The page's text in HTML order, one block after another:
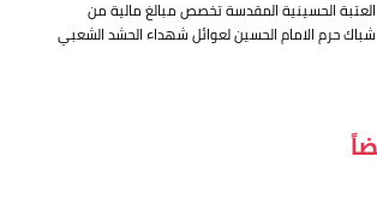
العتبة الحسينية المقدسة تخصص مبالغ مالية من
شباك حرم الامام الحسين لعوائل شهداء الحشد الشعبي